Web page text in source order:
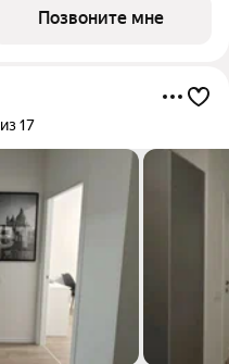
тех, кто ценит
отделку:
Позвоните мне
17